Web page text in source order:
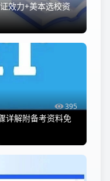
效力+美本选校资
395
详解附备考资料免